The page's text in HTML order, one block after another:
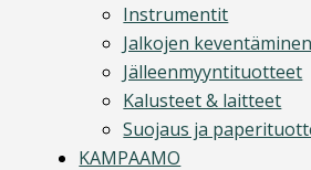
Instrumentit
Jalkojen
Jälleenmyyntituotteet
Kalusteet & laitteet
Suojaus ja
KAMPAAMO